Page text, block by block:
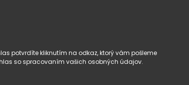
potvrdíte kliknutím na odkaz, ktorý vám pošleme
so spracovaním vašich osobných údajov.